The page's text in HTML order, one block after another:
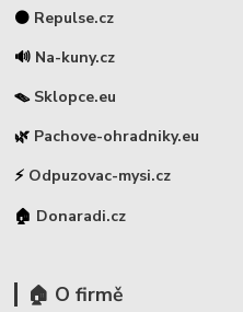
⚫ Repulse.cz
🔊 Na-kuny.cz
🪤 Sklopce.eu
🌿 Pachove-ohradniky.eu
⚡ Odpuzovac-mysi.cz
🏠 Donaradi.cz
🏠 O firmě